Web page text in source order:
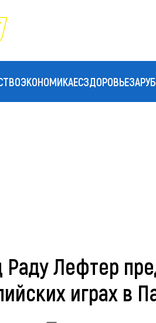
ЭКОНОМИКАЕСЗДОРОВЬЕ
Раду Лефтер
играх в